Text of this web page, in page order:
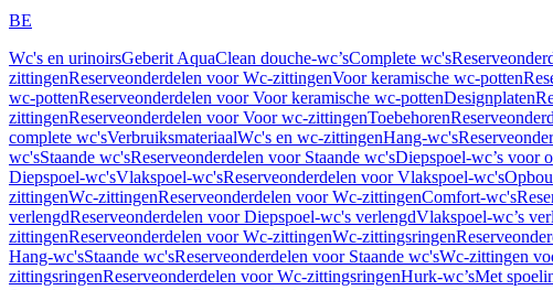
BE
Wc's en urinoirsGeberit AquaClean douche-wc’sComplete wc's
zittingenReserveonderdelen voor Wc-zittingenVoor keramische wc-potten
wc-pottenReserveonderdelen voor Voor keramische wc-pottenDesignplaten
zittingenReserveonderdelen voor Voor wc-zittingenToebehoren
complete wc'sVerbruiksmateriaalWc's en wc-zittingenHang-wc's
wc'sStaande wc'sReserveonderdelen voor Staande wc'sDiepspoel-wc’s voor
Diepspoel-wc'sVlakspoel-wc'sReserveonderdelen voor Vlakspoel-wc's
zittingenWc-zittingenReserveonderdelen voor Wc-zittingenComfort-wc's
verlengdReserveonderdelen voor Diepspoel-wc's verlengdVlakspoel-wc’s
zittingenReserveonderdelen voor Wc-zittingenWc-zittingsringen
Hang-wc'sStaande wc'sReserveonderdelen voor Staande wc'sWc-zittingen
zittingsringenReserveonderdelen voor Wc-zittingsringenHurk-wc’sMet